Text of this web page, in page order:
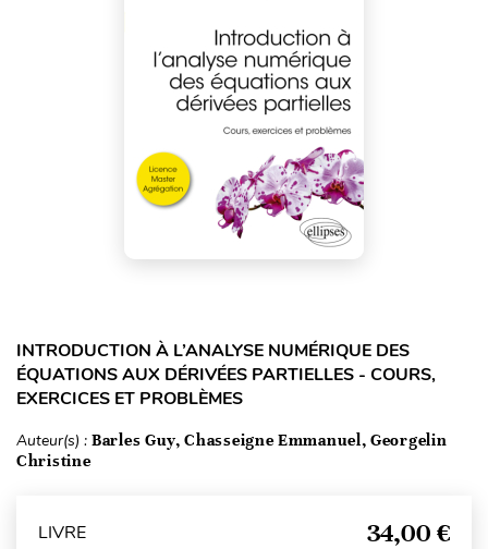
INTRODUCTION À L’ANALYSE NUMÉRIQUE DES
ÉQUATIONS AUX DÉRIVÉES PARTIELLES - COURS,
EXERCICES ET PROBLÈMES
Auteur(s) : Barles Guy, Chasseigne Emmanuel, Georgelin
Christine
LIVRE 34,00 €